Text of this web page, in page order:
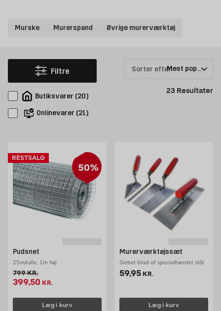
Velkommen til at se nærmere på vores udvalg af murerværktøj, som du
Murske Murerspand Øvrige murerværktøj
Filtre
Butiksvarer (20)
Onlinevarer (21)
Sorter efter:
23 Resultater
50%
RESTSALG
Pudsnet
25m/rulle, 1m høj
Gammel pris 799 kr. /stk
799KR.
Tilbudspris 399.5 kr. /stk
399,50 KR.
Læg i kurv
Murerværktøjssæt
Slebet blad af specialhærdet stål
Pris 59.95 kr. /stk
59,95 KR.
Læg i kurv